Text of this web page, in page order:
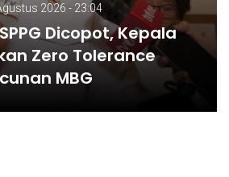
2026 - 23:04
Dicopot, Kepala
Zero Tolerance
MBG